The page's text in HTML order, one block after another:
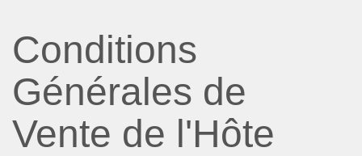
Conditions
Générales de
Vente de l'Hôte